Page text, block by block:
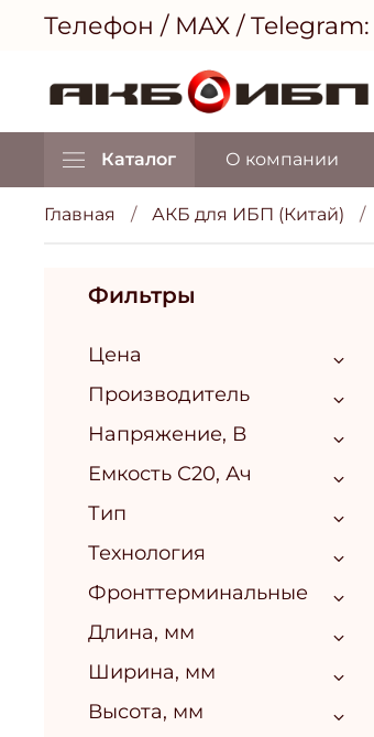
Телефон / МАХ / Telegram:
Каталог О компании
Главная АКБ для ИБП (Китай)
Фильтры
Цена
Производитель
Напряжение, В
Емкость С20, Ач
Тип
Технология
Фронттерминальные
Длина, мм
Ширина, мм
Высота, мм